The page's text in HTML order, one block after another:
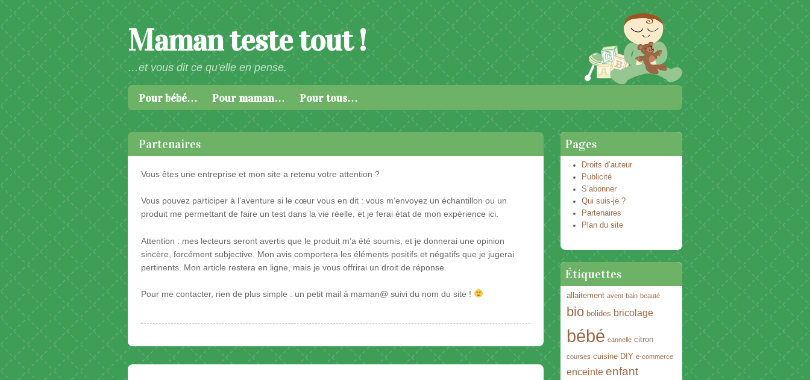
Maman teste tout !
…et vous dit ce qu'elle en pense.
Menu
Passer au contenu
Pour bébé… Pour maman… Pour tous…
Partenaires
Vous êtes une entreprise et mon site a retenu votre attention ?
Vous pouvez participer à l’aventure si le cœur vous en dit : vous m’envoyez un échantillon ou un
produit me permettant de faire un test dans la vie réelle, et je ferai état de mon expérience ici.
Attention : mes lecteurs seront avertis que le produit m’a été soumis, et je donnerai une opinion
sincère, forcément subjective. Mon avis comportera les éléments positifs et négatifs que je jugerai
pertinents. Mon article restera en ligne, mais je vous offrirai un droit de réponse.
Pour me contacter, rien de plus simple : un petit mail à maman@ suivi du nom du site !
Pages
Droits d’auteur
Publicité
S’abonner
Qui suis-je ?
Partenaires
Plan du site
Étiquettes
allaitement avent bain beauté
bio bolides bricolage
bébé cannelle citron
courses cuisine DIY e-commerce
enceinte enfant